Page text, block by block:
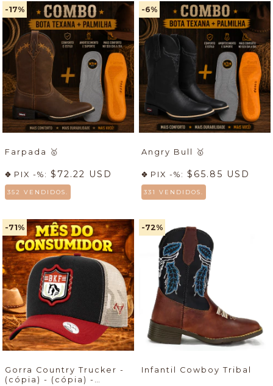
-17%
Farpada 🥇
PIX -%: $72.22 USD
352 VENDIDOS.
-6%
Angry Bull 🥇
PIX -%: $65.85 USD
331 VENDIDOS.
-71%
Gorra Country Trucker -
(cópia) - (cópia) -
-72%
Infantil Cowboy Tribal